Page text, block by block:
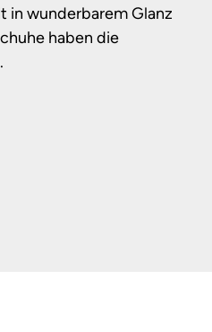
in wunderbarem Glanz
haben die